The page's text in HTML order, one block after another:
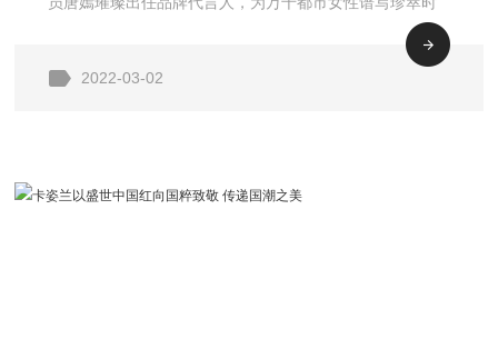
光传奇。韩国高端护肤奢品Whoo后，坚守东方植萃的焕颜
力量，交织传统工艺与现代科技，不断创造出至尊至美的
护肤臻品。
2022-03-02